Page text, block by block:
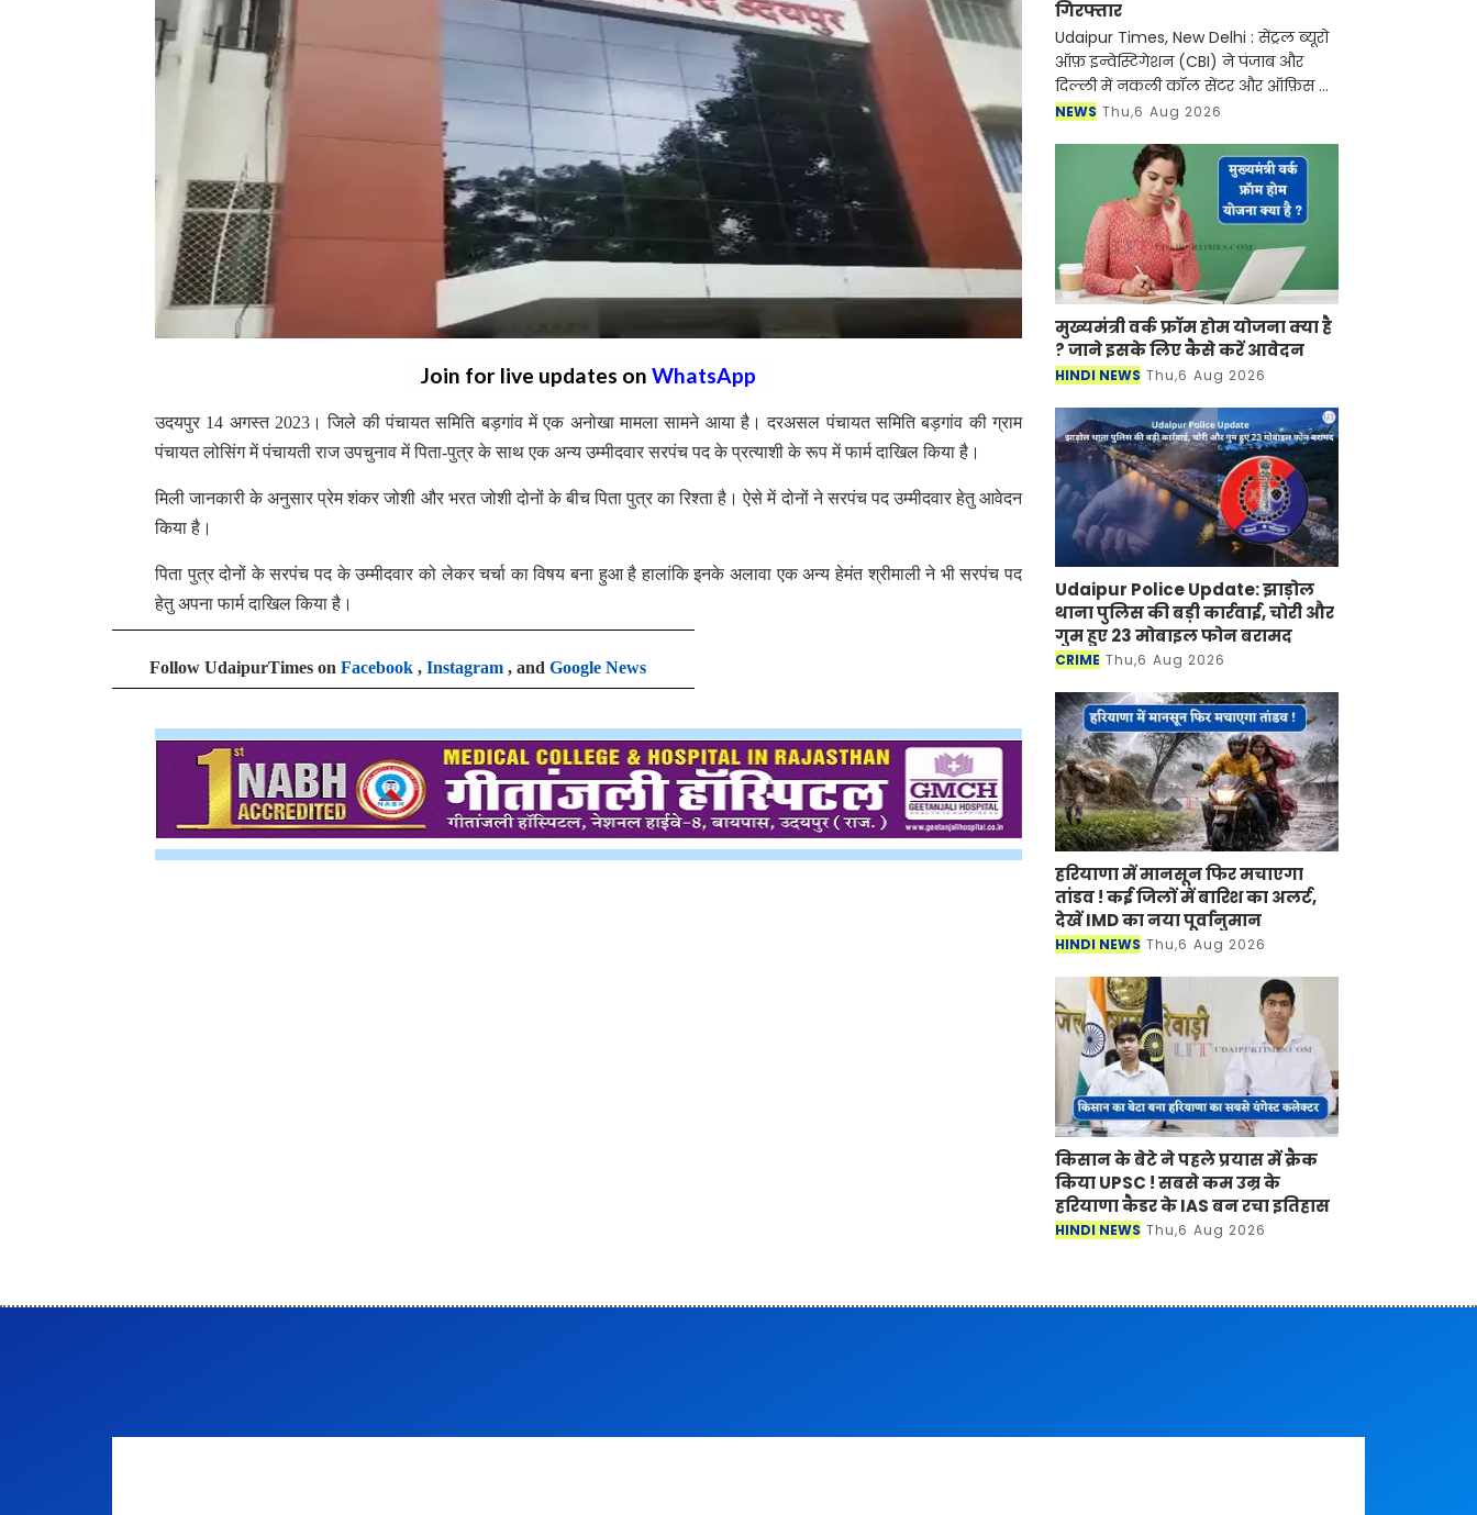
Join for live updates on WhatsApp
उदयपुर 14 अगस्त 2023। जिले की पंचायत समिति बड़गांव में एक अनोखा मामला सामने आया है। दरअसल पंचायत समिति बड़गांव की ग्राम
पंचायत लोसिंग में पंचायती राज उपचुनाव में पिता-पुत्र के साथ एक अन्य उम्मीदवार सरपंच पद के प्रत्याशी के रूप में फार्म दाखिल किया है।
मिली जानकारी के अनुसार प्रेम शंकर जोशी और भरत जोशी दोनों के बीच पिता पुत्र का रिश्ता है। ऐसे में दोनों ने सरपंच पद उम्मीदवार हेतु आवेदन
किया है।
पिता पुत्र दोनों के सरपंच पद के उम्मीदवार को लेकर चर्चा का विषय बना हुआ है हालांकि इनके अलावा एक अन्य हेमंत श्रीमाली ने भी सरपंच पद
हेतु अपना फार्म दाखिल किया है।
Follow UdaipurTimes on Facebook , Instagram , and Google News
गिरफ्तार
Udaipur Times, New Delhi : सेंट्रल ब्यूरो
ऑफ़ इन्वेस्टिगेशन (CBI) ने पंजाब और
दिल्ली में नकली कॉल सेंटर और ऑफ़िस के
ज़रिए चल रहे एक बड़े इंटरनेशनल टेक-
NEWS Thu,6 Aug 2026
मुख्यमंत्री वर्क फ्रॉम होम योजना क्या है
? जाने इसके लिए कैसे करें आवेदन
HINDI NEWS Thu,6 Aug 2026
Udaipur Police Update: झाड़ोल
थाना पुलिस की बड़ी कार्रवाई, चोरी और
गुम हुए 23 मोबाइल फोन बरामद
CRIME Thu,6 Aug 2026
हरियाणा में मानसून फिर मचाएगा
तांडव ! कई जिलों में बारिश का अलर्ट,
देखें IMD का नया पूर्वानुमान
HINDI NEWS Thu,6 Aug 2026
किसान के बेटे ने पहले प्रयास में क्रैक
किया UPSC ! सबसे कम उम्र के
हरियाणा कैडर के IAS बन रचा इतिहास
HINDI NEWS Thu,6 Aug 2026